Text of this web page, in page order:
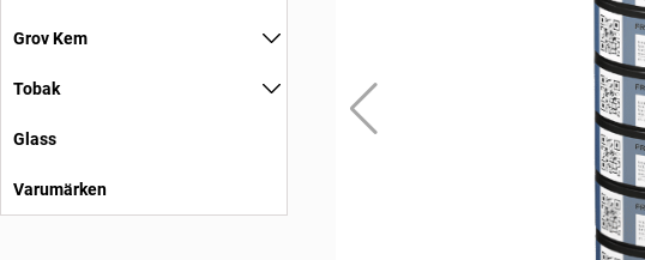
Grov Kem
Tobak
Glass
Varumärken